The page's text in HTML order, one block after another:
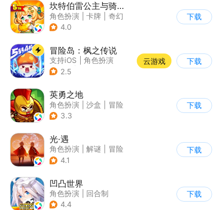
坎特伯雷公主与骑士唤醒冠军之剑的奇幻冒险
角色扮演 卡牌
奇幻
| 剧情
4.0
下载
冒险岛：枫之传说
支持iOS
角色扮演
| 放置
2.5
云游戏 下载
英勇之地
角色扮演 沙盒
冒险
| steam游戏
3.3
下载
光·遇
角色扮演 解谜
冒险
| 开放世界
4.1
下载
凹凸世界
角色扮演
回合制
| 动漫改编
4.4
下载